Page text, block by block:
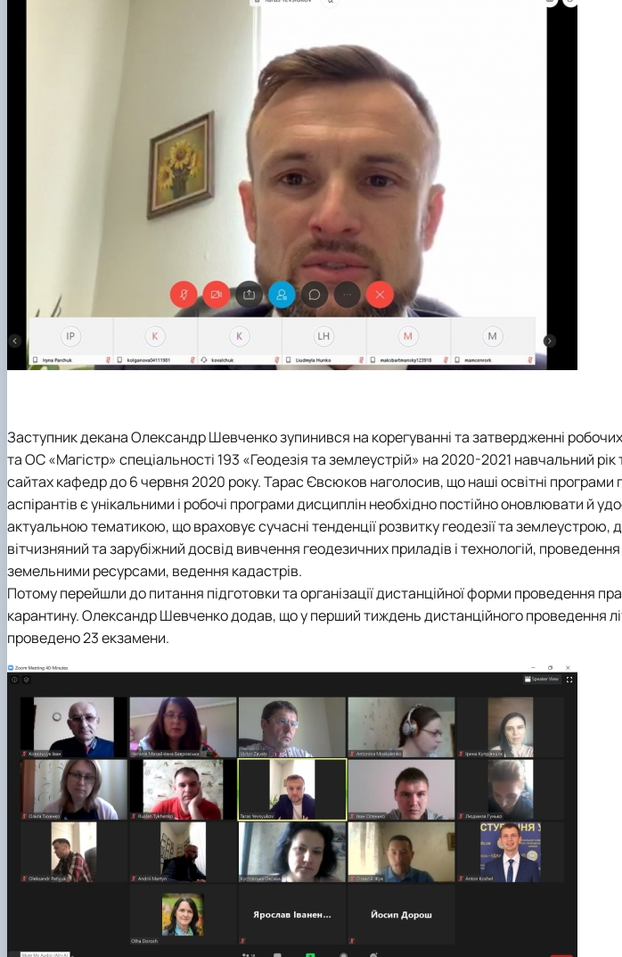
Заступник декана Олександр Шевченко зупинився на корегуванні та затвердженні
та ОС «Магістр» спеціальності 193 «Геодезія та землеустрій» на 2020-2021 навчальний рік
сайтах кафедр до 6 червня 2020 року. Тарас Євсюков наголосив, що наші освітні програми
аспірантів є унікальними і робочі програми дисциплін необхідно постійно оновлювати й
актуальною тематикою, що враховує сучасні тенденції розвитку геодезії та землеустрою,
вітчизняний та зарубіжний досвід вивчення геодезичних приладів і технологій,
земельними ресурсами, ведення кадастрів.
Потому перейшли до питання підготовки та організації дистанційної форми проведення
карантину. Олександр Шевченко додав, що у перший тиждень дистанційного проведення
проведено 23 екзамени.